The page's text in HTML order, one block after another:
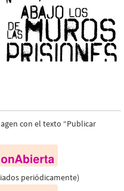
con el texto “Publicar
periódicamente)